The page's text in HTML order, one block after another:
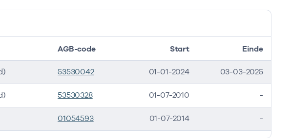
AGB-code Start Einde
53530042 01-01-2024 03-03-2025
53530328 01-07-2010 -
01054593 01-07-2014 -